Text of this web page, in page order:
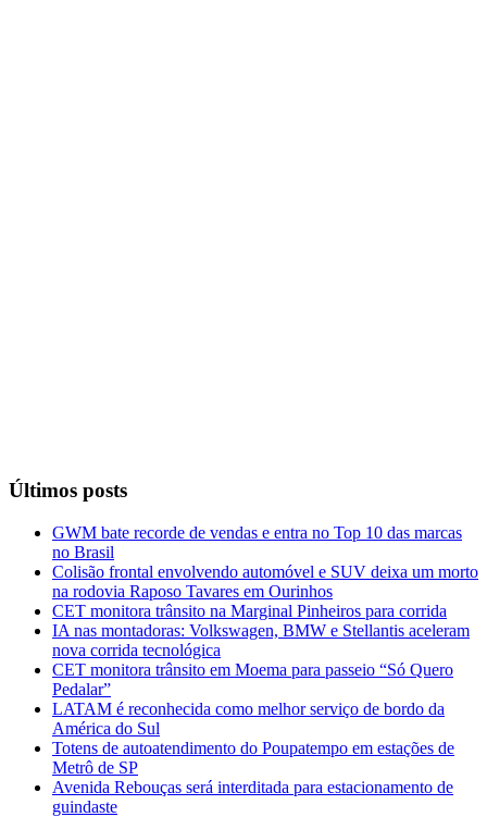
Últimos posts
GWM bate recorde de vendas e entra no Top 10 das marcas
no Brasil
Colisão frontal envolvendo automóvel e SUV deixa um morto
na rodovia Raposo Tavares em Ourinhos
CET monitora trânsito na Marginal Pinheiros para corrida
IA nas montadoras: Volkswagen, BMW e Stellantis aceleram
nova corrida tecnológica
CET monitora trânsito em Moema para passeio “Só Quero
Pedalar”
LATAM é reconhecida como melhor serviço de bordo da
América do Sul
Totens de autoatendimento do Poupatempo em estações de
Metrô de SP
Avenida Rebouças será interditada para estacionamento de
guindaste